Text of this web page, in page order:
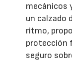
mecánicos
un calzado
ritmo,
protección
seguro